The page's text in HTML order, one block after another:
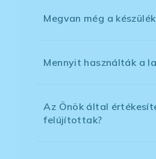
Megvan még a
Mennyit használták a
Az Önök által
felújítottak?